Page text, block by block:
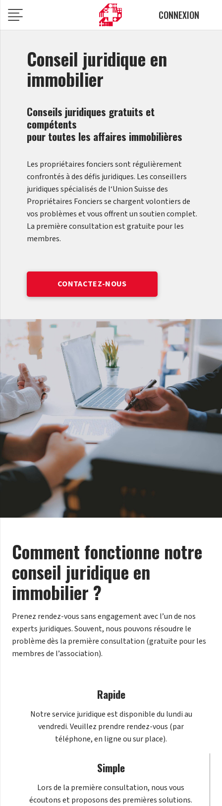
CONNEXION
Conseil juridique en
immobilier
Conseils juridiques gratuits et
compétents
pour toutes les affaires immobilières
Les propriétaires fonciers sont régulièrement
confrontés à des défis juridiques. Les conseillers
juridiques spécialisés de l‘Union Suisse des
Propriétaires Fonciersse chargent volontiers de
vos problèmes et vous offrent un soutien complet.
La première consultation est gratuite pour les
membres.
CONTACTEZ-NOUS
Comment fonctionne notre
conseil juridique en
immobilier ?
Prenez rendez-vous sans engagement avec l’un de nos
experts juridiques. Souvent, nous pouvons résoudre le
problème dès la première consultation (gratuite pour les
membres de l’association).
Rapide
Notre service juridique est disponible du lundi au
vendredi. Veuillez prendre rendez-vous (par
téléphone, en ligne ou sur place).
Simple
Lors de la première consultation, nous vous
écoutons et proposons des premières solutions.